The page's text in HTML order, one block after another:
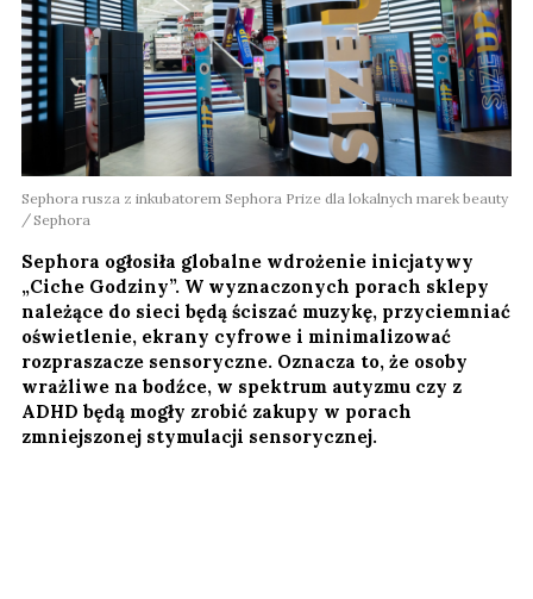
Sephora rusza z inkubatorem Sephora Prize dla lokalnych marek beauty
Sephora
Sephora ogłosiła globalne wdrożenie inicjatywy
„Ciche Godziny”. W wyznaczonych porach sklepy
należące do sieci będą ściszać muzykę, przyciemniać
oświetlenie, ekrany cyfrowe i minimalizować
rozpraszacze sensoryczne. Oznacza to, że osoby
wrażliwe na bodźce, w spektrum autyzmu czy z
ADHD będą mogły zrobić zakupy w porach
zmniejszonej stymulacji sensorycznej.